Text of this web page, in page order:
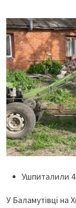
Ушпиталили
У Баламутівці на